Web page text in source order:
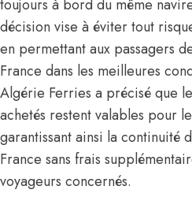
toujours à bord du même
décision vise à éviter tout
en permettant aux passagers
France dans les meilleures
Algérie Ferries a précisé que
achetés restent valables pour
garantissant ainsi la continuité
France sans frais
voyageurs concernés.